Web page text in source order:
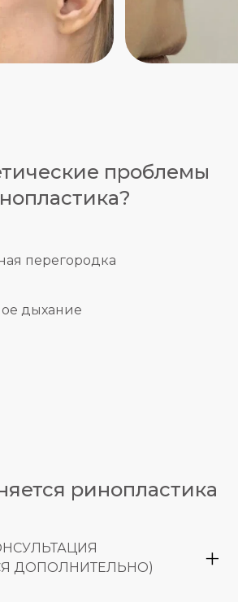
проблемы
перегородка
дыхание
ринопластика
ДОПОЛНИТЕЛЬНО)